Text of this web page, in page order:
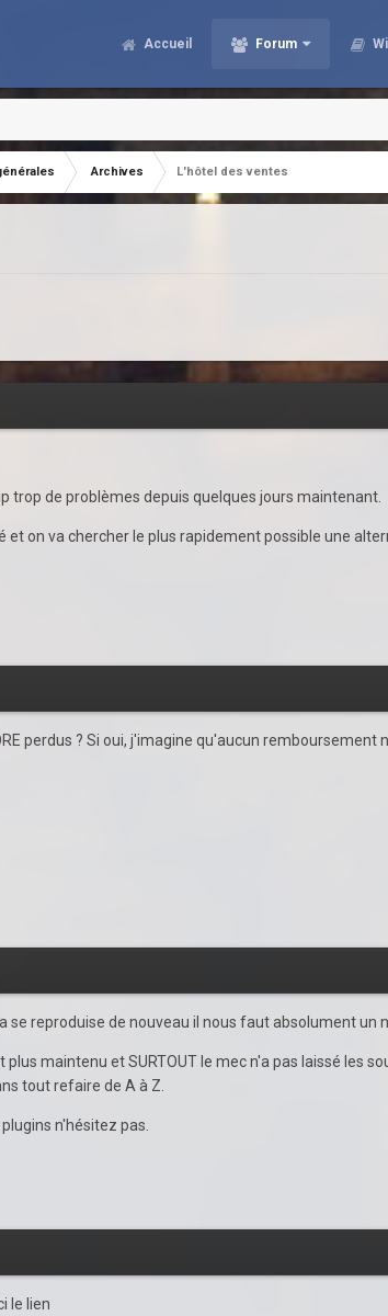
Accueil Forum
Archives
L'hôtel des ventes
trop de problèmes depuis quelques jours maintenant.
et on va chercher le plus rapidement possible une
perdus ? Si oui, j'imagine qu'aucun remboursement
se reproduise de nouveau il nous faut absolument un
plus maintenu et SURTOUT le mec n'a pas laissé les
tout refaire de A à Z.
n'hésitez pas.
le lien